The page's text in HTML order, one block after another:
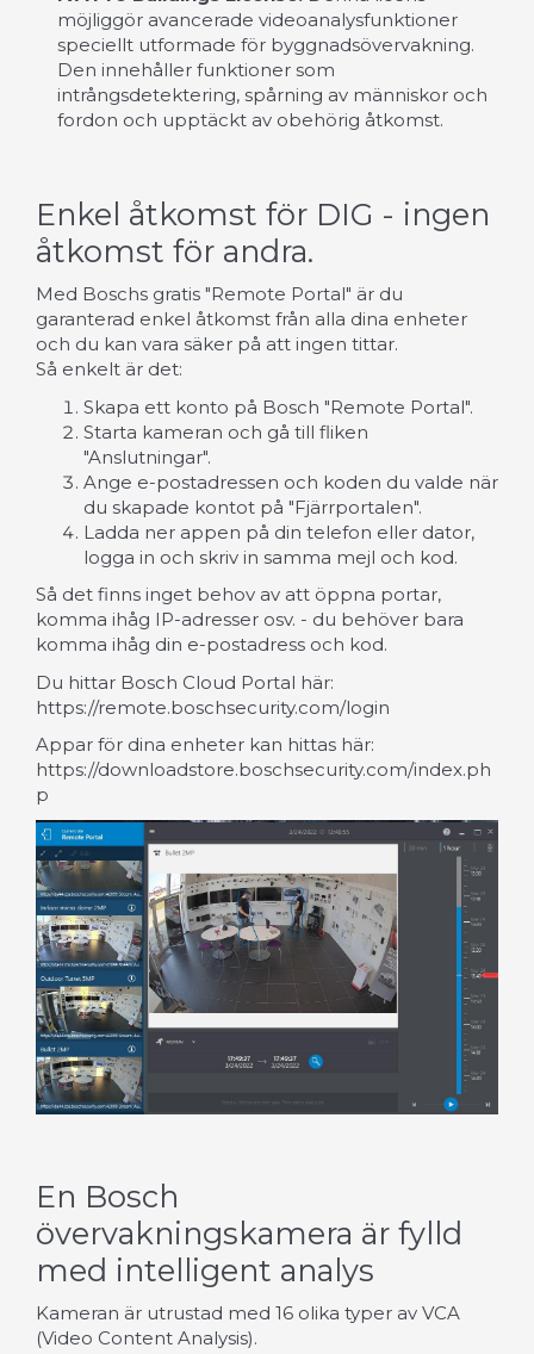
möjliggör avancerade videoanalysfunktioner
speciellt utformade för byggnadsövervakning.
Den innehåller funktioner som
intrångsdetektering, spårning av människor och
fordon och upptäckt av obehörig åtkomst.
Enkel åtkomst för DIG - ingen
åtkomst för andra.
Med Boschs gratis "Remote Portal" är du
garanterad enkel åtkomst från alla dina enheter
och du kan vara säker på att ingen tittar.
Så enkelt är det:
Skapa ett konto på Bosch "Remote Portal".
Starta kameran och gå till fliken
"Anslutningar".
Ange e-postadressen och koden du valde när
du skapade kontot på "Fjärrportalen".
Ladda ner appen på din telefon eller dator,
logga in och skriv in samma mejl och kod.
Så det finns inget behov av att öppna portar,
komma ihåg IP-adresser osv. - du behöver bara
komma ihåg din e-postadress och kod.
Du hittar Bosch Cloud Portal här:
https://remote.boschsecurity.com/login
Appar för dina enheter kan hittas här:
https://downloadstore.boschsecurity.com/index.ph
p
En Bosch
övervakningskamera är fylld
med intelligent analys
Kameran är utrustad med 16 olika typer av VCA
(Video Content Analysis).